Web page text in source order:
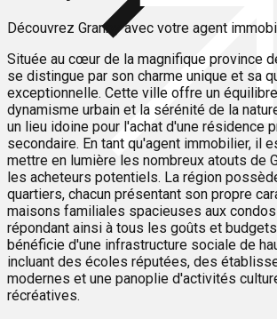
Découvrez Granby avec votre agent
Située au cœur de la magnifique province
se distingue par son charme unique et sa
exceptionnelle. Cette ville offre un
dynamisme urbain et la sérénité de la
un lieu idoine pour l'achat d'une résidence
secondaire. En tant qu'agent immobilier, il
mettre en lumière les nombreux atouts de
les acheteurs potentiels. La région
quartiers, chacun présentant son propre
maisons familiales spacieuses aux
répondant ainsi à tous les goûts et
bénéficie d'une infrastructure sociale de
incluant des écoles réputées, des
modernes et une panoplie d'activités
récréatives.